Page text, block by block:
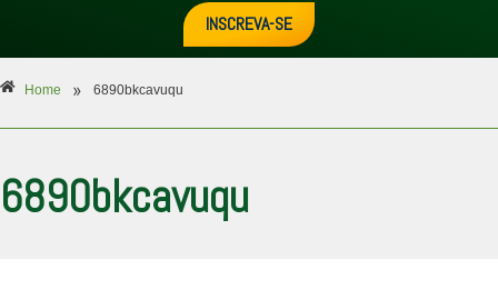
INSCREVA-SE
Home » 6890bkcavuqu
6890bkcavuqu